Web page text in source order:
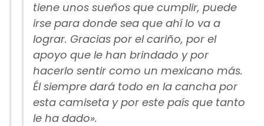
tiene unos sueños que cumplir, puede
irse para donde sea que ahí lo va a
lograr. Gracias por el cariño, por el
apoyo que le han brindado y por
hacerlo sentir como un mexicano más.
Él siempre dará todo en la cancha por
esta camiseta y por este país que tanto
le ha dado».